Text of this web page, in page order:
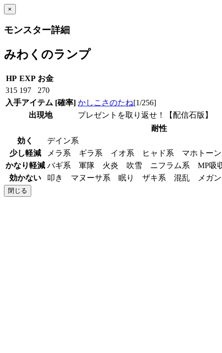
×
モンスター詳細
みわくのランプ
HP EXP お金
315 197
270
入手アイテム [確率] かしこさのたね[1/256]
出現地
プレゼントを取り返せ！【配信石版】
耐性
効く
デイン系
少し軽減
メラ系 ギラ系 イオ系 ヒャド系 マホトー
かなり軽減 バギ系 軍隊 火炎 吹雪 ニフラム系 MP
効かない
叩き マヌーサ系 眠り ザキ系 混乱 メガ
閉じる